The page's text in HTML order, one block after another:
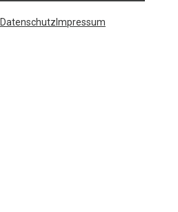
Datenschutz Impressum